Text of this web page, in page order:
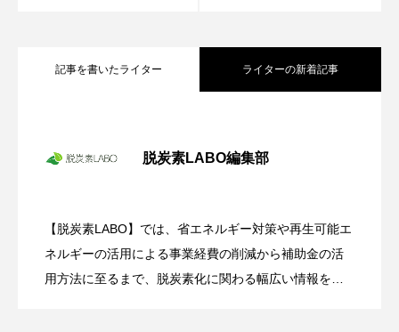
記事を書いたライター ライターの新着記事
脱炭素LABO編集部
【脱炭素LABO】では、省エネルギー対策や再生可能エ
ネルギーの活用による事業経費の削減から補助金の活
用方法に至るまで、脱炭素化に関わる幅広い情報を発
2025.11.11
中小企業が知るべき「ペロブスカイト太
陽電池」の可能性とは？